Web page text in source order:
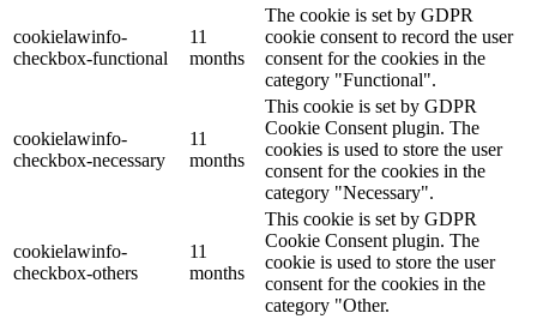
cookielawinfo-
checkbox-functional
11
months
The cookie is set by GDPR
cookie consent to record the user
consent for the cookies in the
category "Functional".
cookielawinfo-
checkbox-necessary
11
months
This cookie is set by GDPR
Cookie Consent plugin. The
cookies is used to store the user
consent for the cookies in the
category "Necessary".
cookielawinfo-
checkbox-others
11
months
This cookie is set by GDPR
Cookie Consent plugin. The
cookie is used to store the user
consent for the cookies in the
category "Other.